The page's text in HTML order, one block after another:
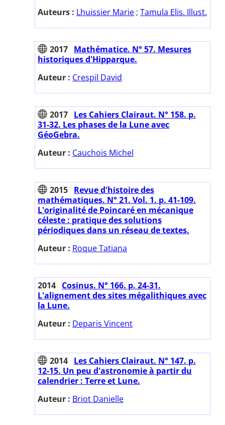
Auteurs : Lhuissier Marie ; Tamula Elis. Illust.
2017 Mathématice. N° 57. Mesures
historiques d'Hipparque.
Auteur : Crespil David
2017 Les Cahiers Clairaut. N° 158. p.
31-32. Les phases de la Lune avec
GéoGebra.
Auteur : Cauchois Michel
2015 Revue d'histoire des
mathématiques. N° 21. Vol. 1. p. 41-109.
L'originalité de Poincaré en mécanique
céleste : pratique des solutions
périodiques dans un réseau de textes.
Auteur : Roque Tatiana
2014 Cosinus. N° 166. p. 24-31.
L'alignement des sites mégalithiques avec
la Lune.
Auteur : Deparis Vincent
2014 Les Cahiers Clairaut. N° 147. p.
12-15. Un peu d'astronomie à partir du
calendrier : Terre et Lune.
Auteur : Briot Danielle